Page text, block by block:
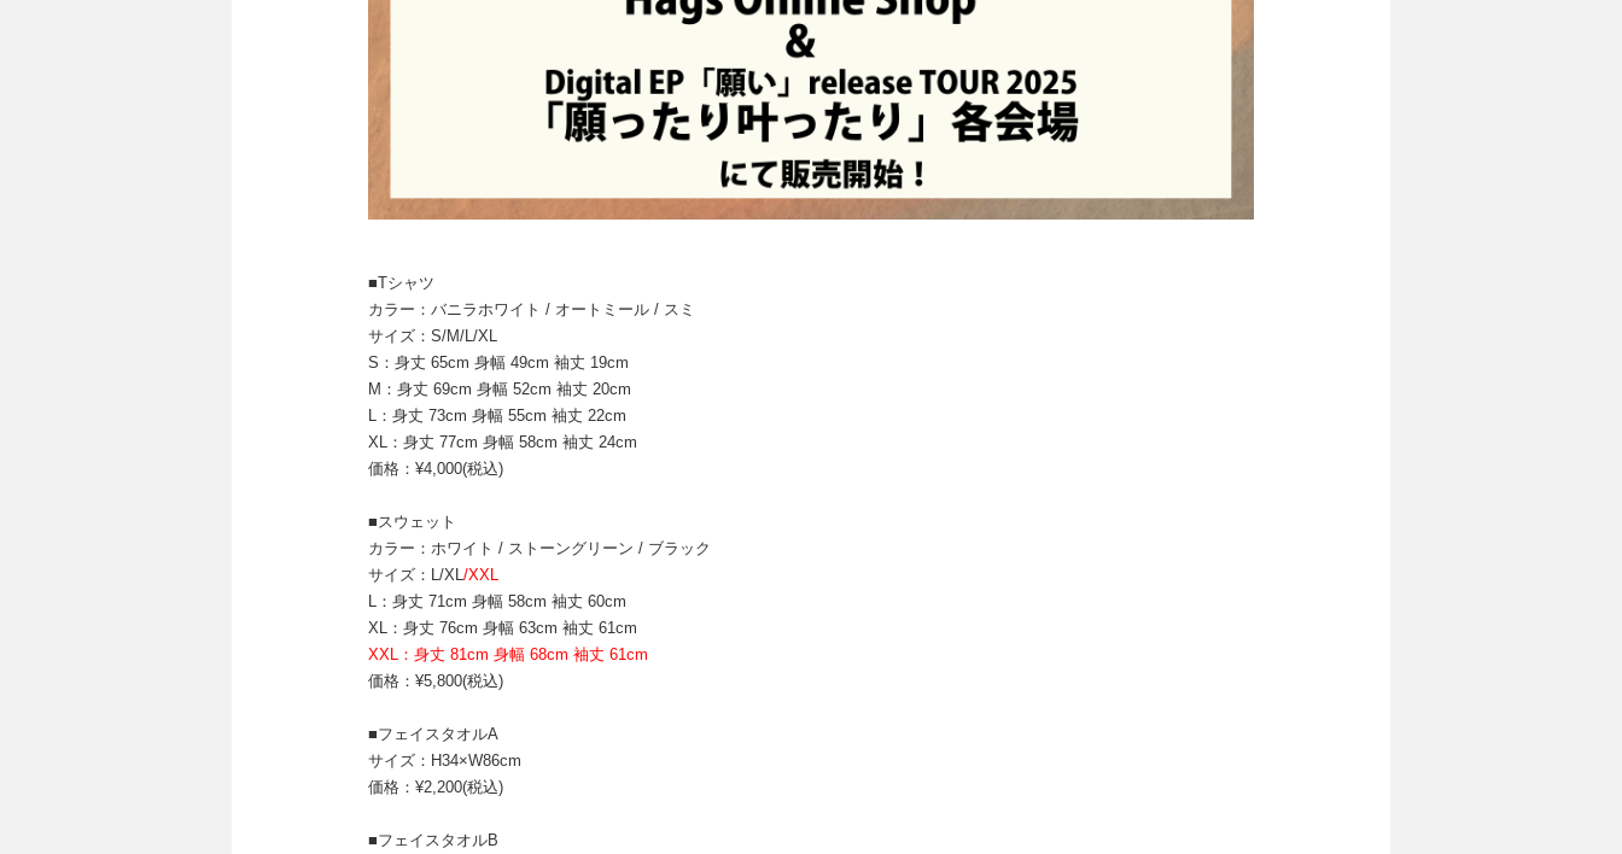
■Tシャツ
カラー：バニラホワイト / オートミール / スミ
サイズ：S/M/L/XL
S：身丈 65cm 身幅 49cm 袖丈 19cm
M：身丈 69cm 身幅 52cm 袖丈 20cm
L：身丈 73cm 身幅 55cm 袖丈 22cm
XL：身丈 77cm 身幅 58cm 袖丈 24cm
価格：¥4,000(税込)
■スウェット
カラー：ホワイト / ストーングリーン / ブラック
サイズ：L/XL/XXL
L：身丈 71cm 身幅 58cm 袖丈 60cm
XL：身丈 76cm 身幅 63cm 袖丈 61cm
XXL：身丈 81cm 身幅 68cm 袖丈 61cm
価格：¥5,800(税込)
■フェイスタオルA
サイズ：H34×W86cm
価格：¥2,200(税込)
■フェイスタオルB